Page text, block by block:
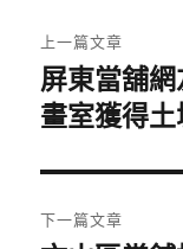
章
導
覽
上一篇文章
上
一
文
章:
屏東當舖
畫室獲得
下一篇文章